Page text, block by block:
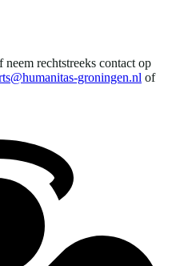
neem rechtstreeks contact op
groningen.nl of